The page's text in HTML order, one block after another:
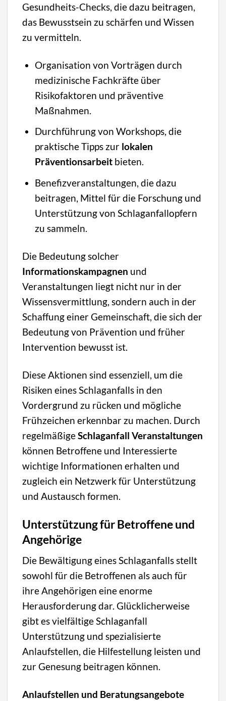
Gesundheits-Checks, die dazu beitragen,
das Bewusstsein zu schärfen und Wissen
zu vermitteln.
Organisation von Vorträgen durch
medizinische Fachkräfte über
Risikofaktoren und präventive
Maßnahmen.
Durchführung von Workshops, die
praktische Tipps zur lokalen
Präventionsarbeit bieten.
Benefizveranstaltungen, die dazu
beitragen, Mittel für die Forschung und
Unterstützung von Schlaganfallopfern
zu sammeln.
Die Bedeutung solcher
Informationskampagnen und
Veranstaltungen liegt nicht nur in der
Wissensvermittlung, sondern auch in der
Schaffung einer Gemeinschaft, die sich der
Bedeutung von Prävention und früher
Intervention bewusst ist.
Diese Aktionen sind essenziell, um die
Risiken eines Schlaganfalls in den
Vordergrund zu rücken und mögliche
Frühzeichen erkennbar zu machen. Durch
regelmäßigeSchlaganfall Veranstaltungen
können Betroffene und Interessierte
wichtige Informationen erhalten und
zugleich ein Netzwerk für Unterstützung
und Austausch formen.
Unterstützung für Betroffene und
Angehörige
Die Bewältigung eines Schlaganfalls stellt
sowohl für die Betroffenen als auch für
ihre Angehörigen eine enorme
Herausforderung dar. Glücklicherweise
gibt es vielfältige Schlaganfall
Unterstützung und spezialisierte
Anlaufstellen, die Hilfestellung leisten und
zur Genesung beitragen können.
Anlaufstellen und Beratungsangebote